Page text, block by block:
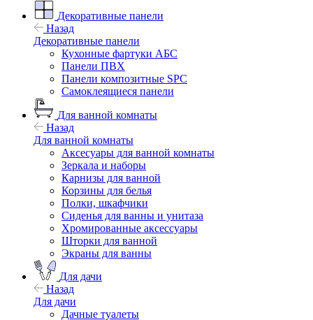
Декоративные панели
Назад
Декоративные панели
Кухонные фартуки АБС
Панели ПВХ
Панели композитные SPC
Самоклеящиеся панели
Для ванной комнаты
Назад
Для ванной комнаты
Аксесуары для ванной комнаты
Зеркала и наборы
Карнизы для ванной
Корзины для белья
Полки, шкафчики
Сиденья для ванны и унитаза
Хромированные аксессуары
Шторки для ванной
Экраны для ванны
Для дачи
Назад
Для дачи
Дачные туалеты